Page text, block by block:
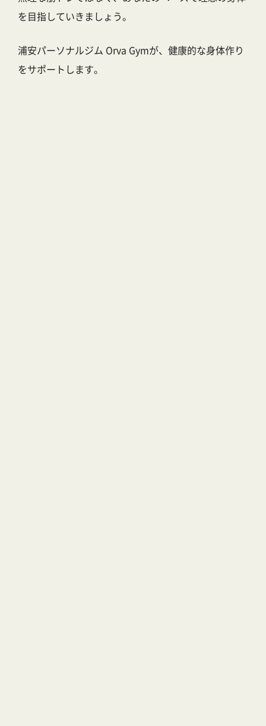
を目指していきましょう。
浦安パーソナルジム Orva Gymが、健康的な身体作り
をサポートします。